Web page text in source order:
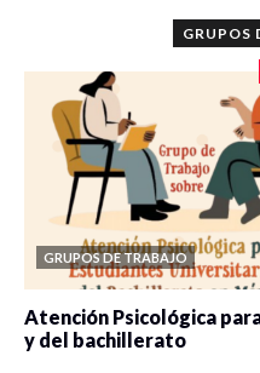
GRUPOS
GRUPOS DE TRABAJO
Atención Psicológica
y del bachillerato